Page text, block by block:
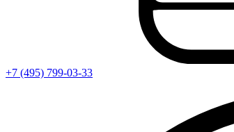
+7 (495) 799-03-33